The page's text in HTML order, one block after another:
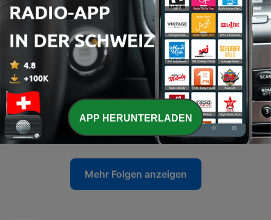
L'episodio riporta le principali notizie del TG La Sette, con un focus sullo scontro politico tra Giuseppe Conte e Giorgia Meloni riguardo alla Commissione d'inchiesta sul Covid. Vengono trattati temi di cronaca internazionale, tra cui la crisi diplomatica Italia-Spagna, le tensioni in Medio Oriente legate alla situazione in Iran e Gaza, e la tragedia della sparatoria in una scuola in Thailandia. Il programma approfondisce inoltre l'arresto di un sedicenne italiano per terrorismo, le vicende legali relative al rogo del locale Costellation e la situazione dello stabile Spinelli a Roma. Infine, vengono celebrati i successi degli atleti azzurri agli Europei di nuoto a Parigi e ai Mondiali Under 20 di atletica.
6619 - TG LA7 edizione delle 7.30 edizione delle 7:30
Il telegiornale TG La Sette riporta le principali notizie della giornata, partendo dall'audizione di Giuseppe Conte in Commissione Covid, con le relative reazioni politiche e i dettagli sulle indagini relative alle mascherine. In ambito internazionale, si analizzano le tensioni in Medio Oriente tra Yemen e Arabia Saudita, la situazione dello Stretto di Hormuz e le recenti vicende giudiziaramente rilevanti negli Stati Uniti riguardanti Anthony Fauci. La cronaca riporta inoltre l'emergenza migratoria a Ceuta, un tragico episodio di violenza in un carcere di Prato e il lutto per la scomparsa del cantautore Francesco Guccini. Infine, lo sport celebra il successo di Chiara Pellacani agli Europei di nuoto di Parigi, dove ha conquistato il suo quinto oro.
07 Aug. 2026
6618
TG LA7 edizione delle 20.00 edizione delle
20:00
L'episodio presenta un approfondimento delle principali notizie del TG La Sette, partendo dall'audizione di Giuseppe Conte in Commissione Covid e dalle vicende giudiziarie riguardanti Anthony Fauci negli Stati Uniti. Il programma esplora inoltre le tensioni geopolitiche tra Iran e Oman, il conflitto in Ucraina e l'emergenza climatica in Europa. In un momento di commozione, viene reso tributo alla scomparsa del cantautore Francesco Guccini, ripercorrendone l'eredità musicale e civile. Infine, l'attenzione si sposta su temi di cronaca internazionale, come l'inchiesta sul rogo di Crans-Montana, e sui successi sportivi di Chiara Pellacani agli Europei.
06 Aug. 2026
Mehr Folgen anzeigen
APP HERUNTERLADEN